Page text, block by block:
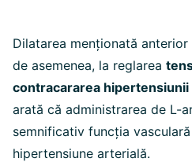
Dilatarea menționată
de asemenea, la reglarea
contracararea hipertensiunii
arată că administrarea de L-
semnificativ funcția
hipertensiune arterială.